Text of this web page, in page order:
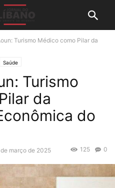
Turismo Médico como Pilar da
Saúde
Turismo
da
do
de março de 2025 0
125